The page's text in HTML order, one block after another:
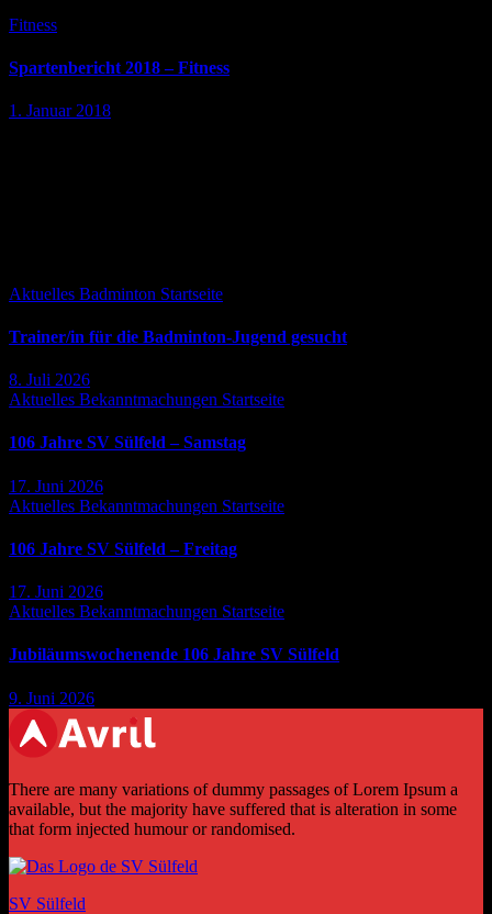
Fitness
Spartenbericht 2018 – Fitness
1. Januar 2018
Aktuelles Badminton Startseite
Trainer/in für die Badminton-Jugend gesucht
8. Juli 2026
Aktuelles Bekanntmachungen Startseite
106 Jahre SV Sülfeld – Samstag
17. Juni 2026
Aktuelles Bekanntmachungen Startseite
106 Jahre SV Sülfeld – Freitag
17. Juni 2026
Aktuelles Bekanntmachungen Startseite
Jubiläumswochenende 106 Jahre SV Sülfeld
9. Juni 2026
There are many variations of dummy passages of Lorem Ipsum a
available, but the majority have suffered that is alteration in some
that form injected humour or randomised.
SV Sülfeld